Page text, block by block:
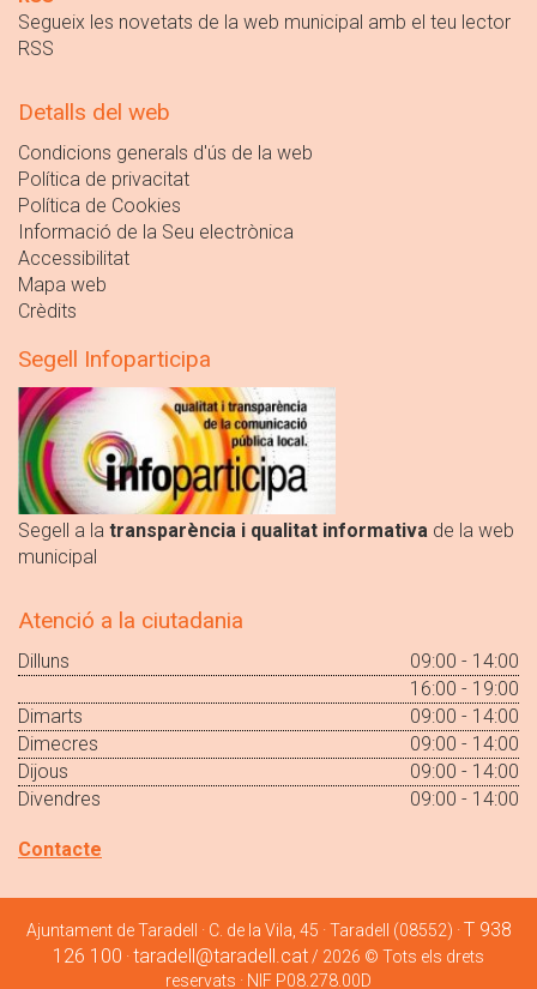
Segueix les novetats de la web municipal amb el teu lector
RSS
Detalls del web
Condicions generals d'ús de la web
Política de privacitat
Política de Cookies
Informació de la Seu electrònica
Accessibilitat
Mapa web
Crèdits
Segell Infoparticipa
Segell a la transparència i qualitat informativa de la web
municipal
Atenció a la ciutadania
Dilluns
09:00 - 14:00
16:00 - 19:00
Dimarts
09:00 - 14:00
Dimecres
09:00 - 14:00
Dijous
09:00 - 14:00
Divendres
09:00 - 14:00
Contacte
Ajuntament de Taradell · C. de la Vila, 45 · Taradell (08552) ·T 938
126 100 ·taradell@taradell.cat/ 2026 © Tots els drets
reservats · NIF P08.278.00D